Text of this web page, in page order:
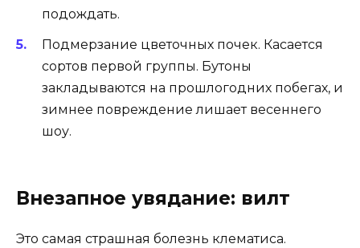
подождать.
Подмерзание цветочных почек. Касается
сортов первой группы. Бутоны
закладываются на прошлогодних побегах, и
зимнее повреждение лишает весеннего
шоу.
Внезапное увядание: вилт
Это самая страшная болезнь клематиса.